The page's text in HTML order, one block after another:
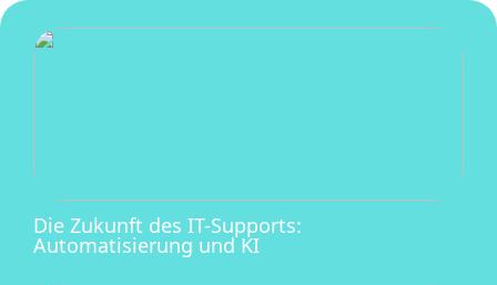
Die Zukunft des IT-Supports:
Automatisierung und KI